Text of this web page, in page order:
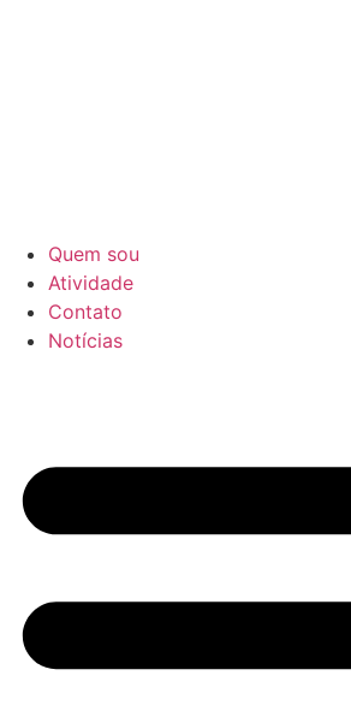
Quem sou
Atividade
Contato
Notícias